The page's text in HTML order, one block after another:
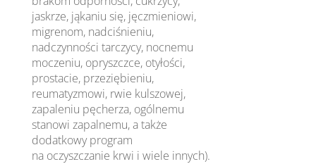
jaskrze, jąkaniu się, jęczmieniowi,
migrenom, nadciśnieniu,
nadczynności tarczycy, nocnemu
moczeniu, opryszczce, otyłości,
prostacie, przeziębieniu,
reumatyzmowi, rwie kulszowej,
zapaleniu pęcherza, ogólnemu
stanowi zapalnemu, a także
dodatkowy program
na oczyszczanie krwi i wiele innych).